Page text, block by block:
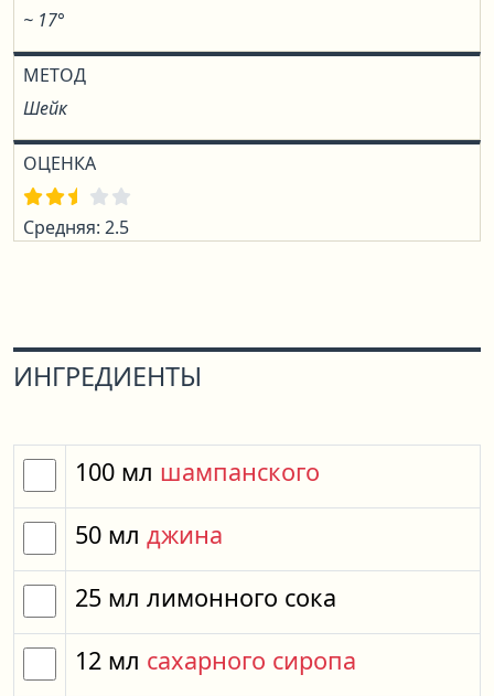
~ 17°
МЕТОД
Шейк
ОЦЕНКА
Средняя: 2.5
ИНГРЕДИЕНТЫ
100 мл шампанского
50 мл джина
25 мл лимонного сока
12 мл сахарного сиропа